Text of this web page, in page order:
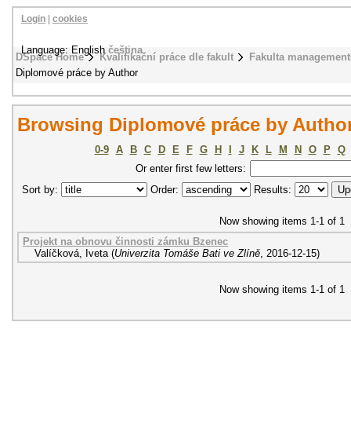
DSpace Home Kvalifikační práce dle fakult
Fakulta
Diplomové práce by Author
Login cookies
Language: Englishčeština
Browsing Diplomové práce by
0-9 A B C D E F G H J K L M N O P
Q
Or enter first few letters:
Sort by:
Order: Results:
Now showing items 1-1 of 1
Projekt na obnovu činnosti zámku Bzenec
Valíčková, Iveta (Univerzita Tomáše Bati ve Zlíně, 2016-12-15)
Now showing items 1-1 of 1